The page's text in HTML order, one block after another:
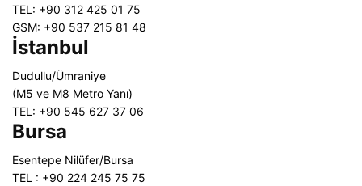
TEL: +90 312 425 01 75
GSM: +90 537 215 81 48
İstanbul
Dudullu/Ümraniye
(M5 ve M8 Metro Yanı)
TEL: +90 545 627 37 06
Bursa
Esentepe Nilüfer/Bursa
TEL : +90 224 245 75 75